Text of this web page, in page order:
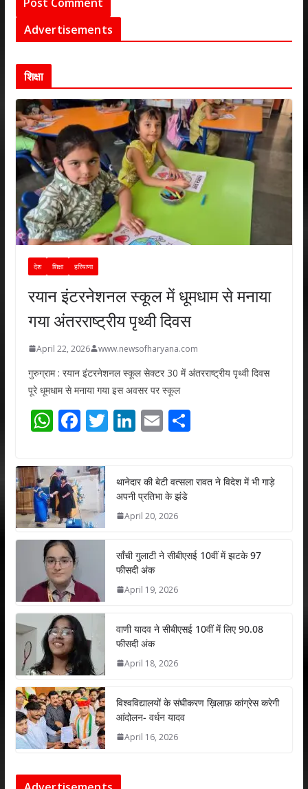
Advertisements
शिक्षा
देश शिक्षा हरियाणा
रयान इंटरनेशनल स्कूल में धूमधाम से मनाया
गया अंतरराष्ट्रीय पृथ्वी दिवस
April 22, 2026 www.newsofharyana.com
गुरुग्राम : रयान इंटरनेशनल स्कूल सेक्टर 30 में अंतरराष्ट्रीय पृथ्वी दिवस
पूरे धूमधाम से मनाया गया इस अवसर पर स्कूल
W
at
s
A
p
p
F
e
b
o
o
T
er
Li
e
dI
E
l
S
e
थानेदार की बेटी वत्सला रावत ने विदेश में भी गाड़े
अपनी प्रतिभा के झंडे
April 20, 2026
साँची गुलाटी ने सीबीएसई 10वीं में झटके 97
फीसदी अंक
April 19, 2026
वाणी यादव ने सीबीएसई 10वीं में लिए 90.08
फीसदी अंक
April 18, 2026
विश्वविद्यालयों के संघीकरण ख़िलाफ़ कांग्रेस करेगी
आंदोलन- वर्धन यादव
April 16, 2026